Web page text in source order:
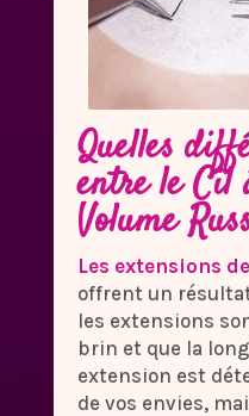
Quelles
entre leCil
Volume
Les extensions
offrent un
les extensions
brin et que la
extension est
de vos envies,